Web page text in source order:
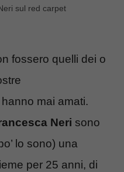
sul red carpet
fossero quelli dei o
mai amati.
Neri sono
lo sono) una
per 25 anni, di